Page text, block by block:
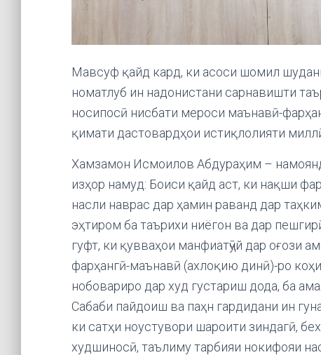
Мавсуф қайд кард, ки асоси шомил шудани
номатлуб ин надонистани сарнавишти
носипосӣ нисбати мероси маънавӣ-
қимати дастовардҳои истиқлолияти
Хамзамон Исмоилов Абдураҳим –
изҳор намуд: Боиси қайд аст, ки нақши
насли наврас дар ҳамин раванд дар
эҳтиром ба таърихи ниёгон ва дар
гуфт, ки қувваҳои манфиатҷӯй дар оғози
фарҳангӣ-маънавӣ (ахлоқию динӣ)-ро
нобовариро дар худ густариш дода, ба
Сабаби пайдоиш ва паҳн гардидани ин
ки сатҳи ноустувори шароити зиндагӣ,
худшиносӣ, таълиму тарбияи нокифояи